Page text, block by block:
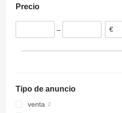
Precio
–
Tipo de anuncio
venta